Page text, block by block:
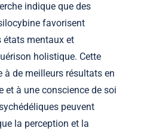
indique que des
favorisent
états mentaux et
holistique. Cette
de meilleurs résultats en
et à une conscience de soi
peuvent
la perception et la